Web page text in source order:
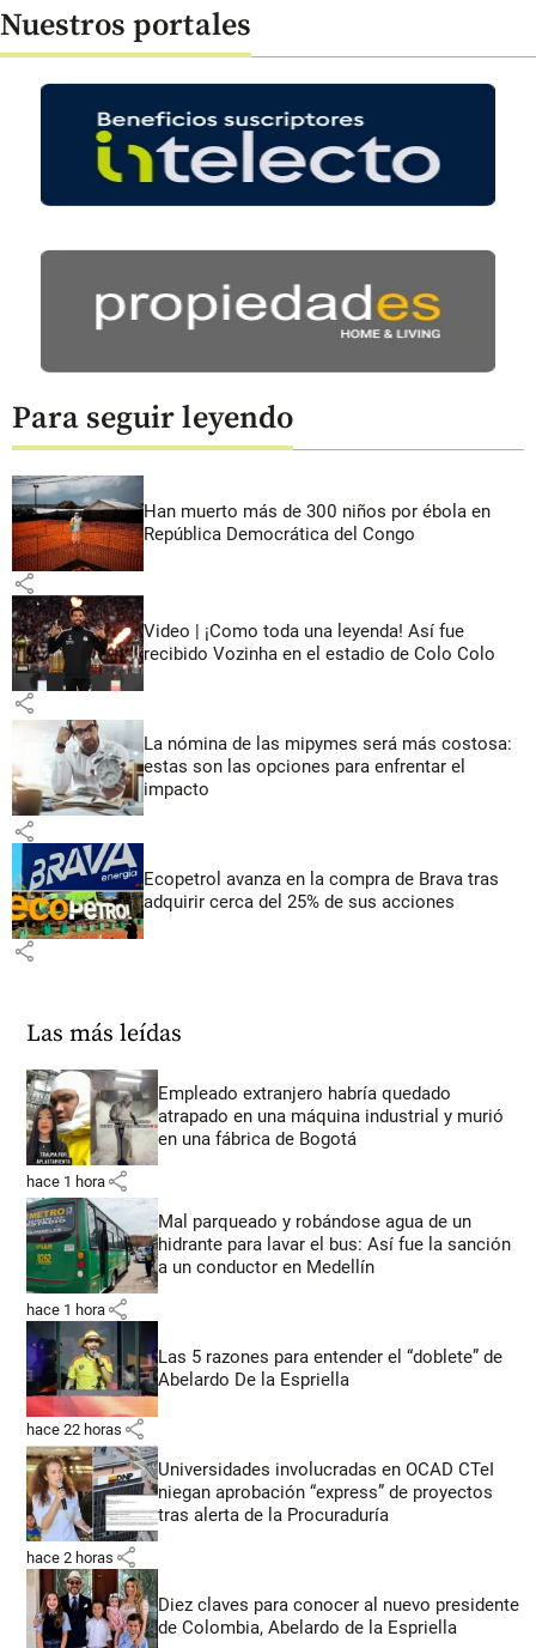
Nuestros portales
Para seguir leyendo
Han muerto más de 300 niños por ébola en
República Democrática del Congo
share
Video | ¡Como toda una leyenda! Así fue
recibido Vozinha en el estadio de Colo Colo
share
La nómina de las mipymes será más costosa:
estas son las opciones para enfrentar el
impacto
share
Ecopetrol avanza en la compra de Brava tras
adquirir cerca del 25% de sus acciones
share
Las más leídas
Empleado extranjero habría quedado
atrapado en una máquina industrial y murió
en una fábrica de Bogotá
hace 1 hora share
Mal parqueado y robándose agua de un
hidrante para lavar el bus: Así fue la sanción
a un conductor en Medellín
hace 1 hora share
Las 5 razones para entender el “doblete” de
Abelardo De la Espriella
hace 22 horas share
Universidades involucradas en OCAD CTeI
niegan aprobación “express” de proyectos
tras alerta de la Procuraduría
hace 2 horas share
Diez claves para conocer al nuevo presidente
de Colombia, Abelardo de la Espriella